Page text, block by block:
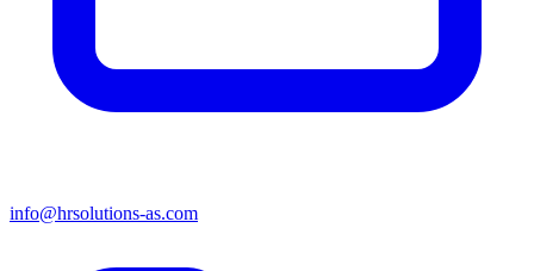
info@hrsolutions-as.com